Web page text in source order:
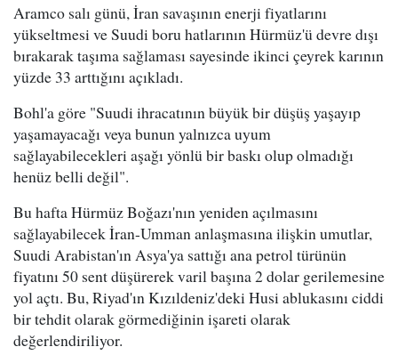
Aramco salı günü, İran savaşının enerji fiyatlarını
yükseltmesi ve Suudi boru hatlarının Hürmüz'ü devre dışı
bırakarak taşıma sağlaması sayesinde ikinci çeyrek karının
yüzde 33 arttığını açıkladı.
Bohl'a göre "Suudi ihracatının büyük bir düşüş yaşayıp
yaşamayacağı veya bunun yalnızca uyum
sağlayabilecekleri aşağı yönlü bir baskı olup olmadığı
henüz belli değil".
Bu hafta Hürmüz Boğazı'nın yeniden açılmasını
sağlayabilecek İran-Umman anlaşmasına ilişkin umutlar,
Suudi Arabistan'ın Asya'ya sattığı ana petrol türünün
fiyatını 50 sent düşürerek varil başına 2 dolar gerilemesine
yol açtı. Bu, Riyad'ın Kızıldeniz'deki Husi ablukasını ciddi
bir tehdit olarak görmediğinin işareti olarak
değerlendiriliyor.